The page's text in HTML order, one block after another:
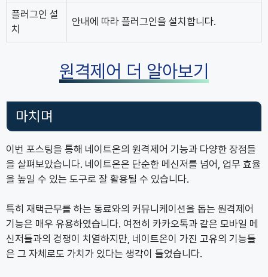
플러그인 설
치
안내에 따라 플러그인을 설치합니다.
원격제어 더 알아보기
마치며
이번 포스팅을 통해 네이트온의 원격제어 기능과 다양한 장점들
을 살펴보았습니다. 네이트온은 단순한 메신저를 넘어, 업무 효율
을 높일 수 있는 도구로 잘 활용될 수 있습니다.
특히 재택근무를 하는 동료와의 커뮤니케이션을 돕는 원격제어
기능은 매우 유용하였습니다. 여전히 카카오톡과 같은 모바일 메
신저들과의 경쟁이 치열하지만, 네이트온이 가진 고유의 기능들
은 그 자체로도 가치가 있다는 생각이 들었습니다.